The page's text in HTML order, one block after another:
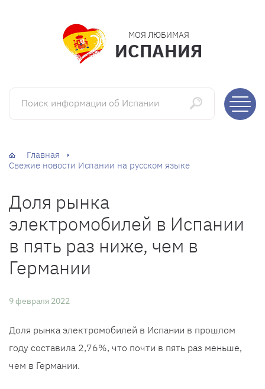
МОЯ ЛЮБИМАЯ
ИСПАНИЯ
Поиск информации об Испании
Главная
Свежие новости Испании на русском языке
Доля рынка
электромобилей в Испании
в пять раз ниже, чем в
Германии
9 февраля 2022
Доля рынка электромобилей в Испании в прошлом
году составила 2,76%, что почти в пять раз меньше,
чем в Германии.